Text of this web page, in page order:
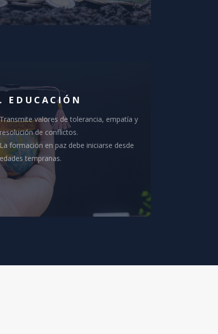
EDUCACIÓN
valores de tolerancia, empatía y
de conflictos.
La formación en paz debe iniciarse desde
tempranas.